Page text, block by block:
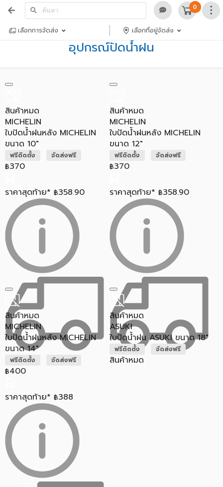
0
เลือกการจัดส่ง เลือกที่อยู่จัดส่ง
อุปกรณ์ปัดน้ำฝน
สินค้าหมด
MICHELIN
ใบปัดน้ำฝนหลัง MICHELIN
ขนาด 10"
ฟรีติดตั้ง จัดส่งฟรี
฿370
ราคาสุดท้าย* ฿358.90
สินค้าหมด
MICHELIN
ใบปัดน้ำฝนหลัง MICHELIN
ขนาด 12"
ฟรีติดตั้ง จัดส่งฟรี
฿370
ราคาสุดท้าย* ฿358.90
สินค้าหมด
MICHELIN
ใบปัดน้ำฝนหลัง MICHELIN
ขนาด 14"
ฟรีติดตั้ง จัดส่งฟรี
฿400
ราคาสุดท้าย* ฿388
สินค้าหมด
ASUKI
ใบปัดน้ำฝน ASUKI ขนาด 18"
ฟรีติดตั้ง จัดส่งฟรี
สินค้าหมด